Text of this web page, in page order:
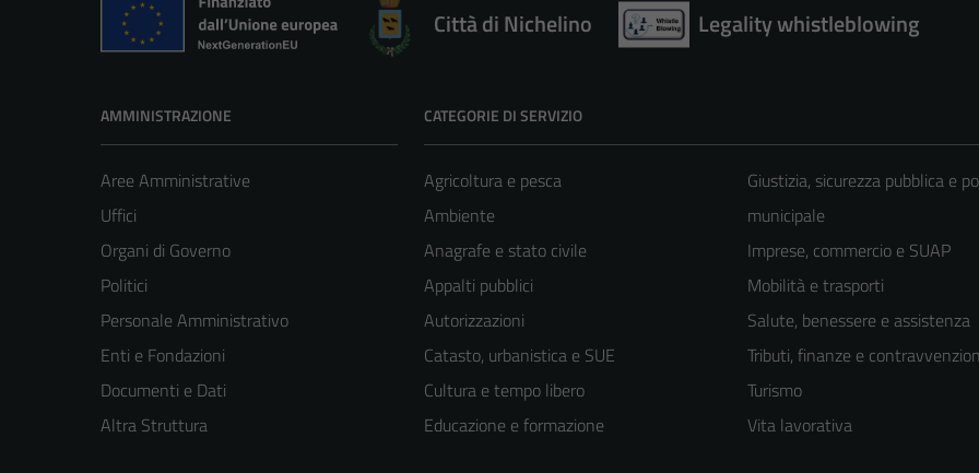
Città di Nichelino Legality whistleblowing
AMMINISTRAZIONE
Aree Amministrative
Uffici
Organi di Governo
Politici
Personale Amministrativo
Enti e Fondazioni
Documenti e Dati
Altra Struttura
CATEGORIE DI SERVIZIO
Agricoltura e pesca
Ambiente
Anagrafe e stato civile
Appalti pubblici
Autorizzazioni
Catasto, urbanistica e SUE
Cultura e tempo libero
Educazione e formazione
Giustizia, sicurezza pubblica e
municipale
Imprese, commercio e SUAP
Mobilità e trasporti
Salute, benessere e assistenza
Tributi, finanze e
Turismo
Vita lavorativa